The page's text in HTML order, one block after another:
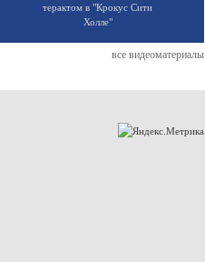
терактом в "Крокус Сити
Холле"
все видеоматериалы